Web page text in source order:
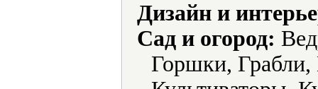
Дизайн и
Сад и огород:
Горшки,